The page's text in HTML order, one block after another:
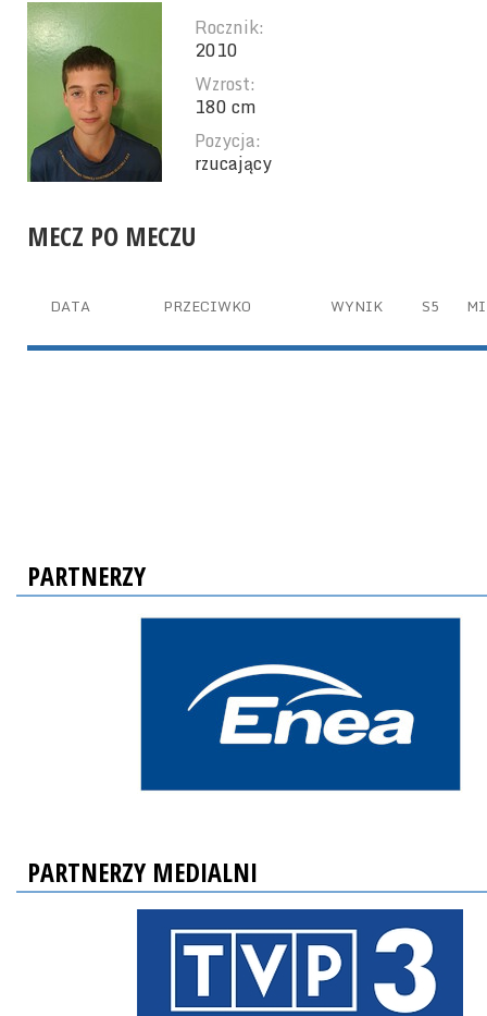
Rocznik:
2010
Wzrost:
180 cm
Pozycja:
rzucający
MECZ PO MECZU
DATA PRZECIWKO WYNIK S5
PARTNERZY
PARTNERZY MEDIALNI